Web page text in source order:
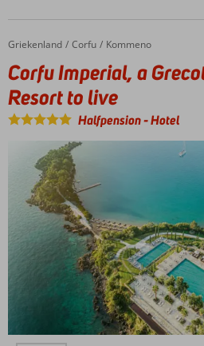
voor alle
inclusive
genieten
samen
of met
gezin
Home
Griekenland Corfu Kommeno
Corfu Imperial, a Grecotel Resort to live
Corfu Imperial, a
Resort to live
Halfpension-Hotel